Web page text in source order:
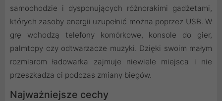
samochodzie i dysponujących różnorakimi gadżetami,
których zasoby energii uzupełnić można poprzez USB. W
grę wchodzą telefony komórkowe, konsole do gier,
palmtopy czy odtwarzacze muzyki. Dzięki swoim małym
rozmiarom ładowarka zajmuje niewiele miejsca i nie
przeszkadza ci podczas zmiany biegów.
Najważniejsze cechy